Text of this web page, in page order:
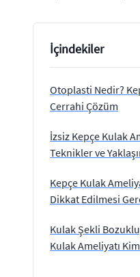
İçindekiler
Otoplasti Nedir?
Cerrahi Çözüm
İzsiz Kepçe Kulak
Teknikler ve
Kepçe Kulak
Dikkat Edilmesi
Kulak Şekli
Kulak Ameliyatı